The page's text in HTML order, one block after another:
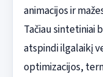
animacijos ir
Tačiau sintetiniai
atspindi ilgalaikį
optimizacijos,